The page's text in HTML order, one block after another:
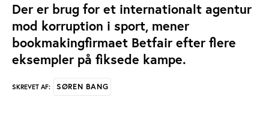
Der er brug for et internationalt agentur
mod korruption i sport, mener
bookmakingfirmaet Betfair efter flere
eksempler på fiksede kampe.
SKREVET AF: SØREN BANG